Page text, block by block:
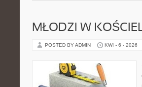
MŁODZI W
POSTED BY ADMIN KWI - 6 - 2026